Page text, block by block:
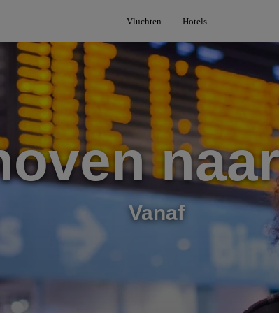
Vluchten Hotels
Vanaf